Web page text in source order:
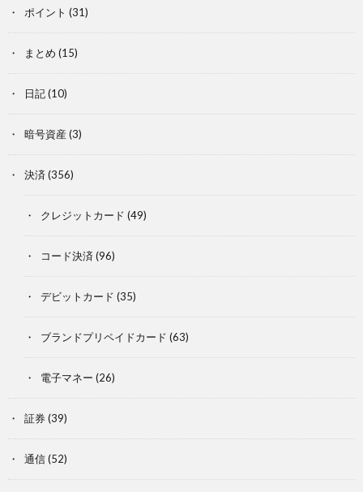
ポイント (31)
まとめ (15)
日記(10)
暗号資産 (3)
決済 (356)
クレジットカード (49)
コード決済 (96)
デビットカード (35)
ブランドプリペイドカード (63)
電子マネー (26)
証券(39)
通信(52)